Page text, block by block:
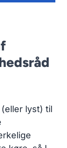
lyst) til